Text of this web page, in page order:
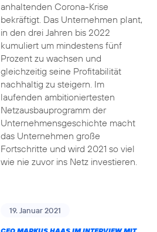
anhaltenden Corona-Krise
bekräftigt. Das Unternehmen plant,
in den drei Jahren bis 2022
kumuliert um mindestens fünf
Prozent zu wachsen und
gleichzeitig seine Profitabilität
nachhaltig zu steigern. Im
laufenden ambitioniertesten
Netzausbauprogramm der
Unternehmensgeschichte macht
das Unternehmen große
Fortschritte und wird 2021 so viel
wie nie zuvor ins Netz investieren.
19. Januar 2021